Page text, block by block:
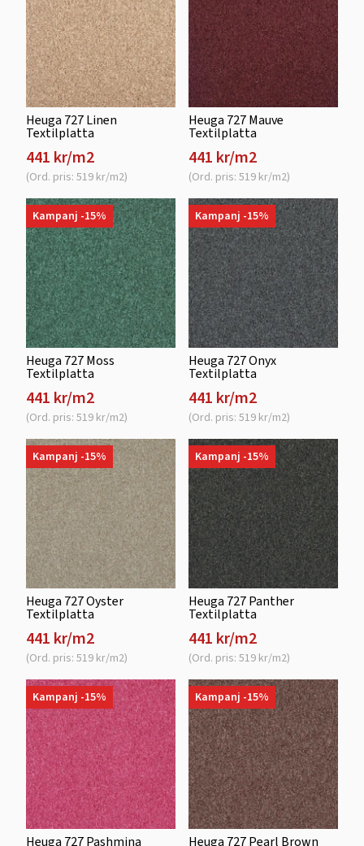
Heuga 727 Linen
Textilplatta
441 kr/m2
(Ord. pris: 519 kr/m2)
Heuga 727 Mauve
Textilplatta
441 kr/m2
(Ord. pris: 519 kr/m2)
Kampanj -15%
Heuga 727 Moss
Textilplatta
441 kr/m2
(Ord. pris: 519 kr/m2)
Kampanj -15%
Heuga 727 Onyx
Textilplatta
441 kr/m2
(Ord. pris: 519 kr/m2)
Kampanj -15%
Heuga 727 Oyster
Textilplatta
441 kr/m2
(Ord. pris: 519 kr/m2)
Kampanj -15%
Heuga 727 Panther
Textilplatta
441 kr/m2
(Ord. pris: 519 kr/m2)
Kampanj -15%
Heuga 727 Pashmina
Kampanj -15%
Heuga 727 Pearl Brown